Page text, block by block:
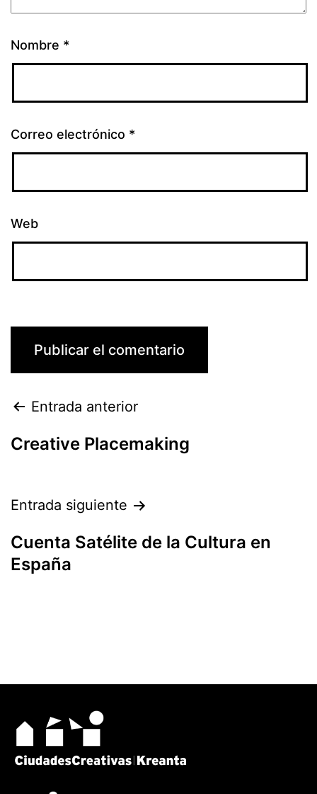
Nombre *
Correo electrónico *
Web
Entrada anterior
Creative Placemaking
Entrada siguiente
Cuenta Satélite de la Cultura en
España